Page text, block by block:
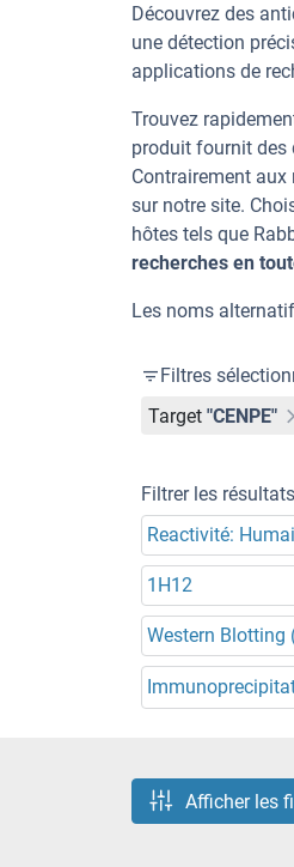
Découvrez des
une détection
applications de
Trouvez
produit fournit des
Contrairement
sur notre site.
hôtes tels que
recherches en
Les noms
Filtres
Target "CENPE"
Filtrer les
Reactivité:
1H12
Western Blotting
Afficher les